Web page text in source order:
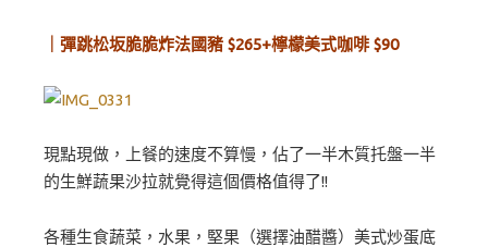
｜彈跳松坂脆脆炸法國豬 $265+檸檬美式咖啡 $90
現點現做，上餐的速度不算慢，佔了一半木質托盤一半
的生鮮蔬果沙拉就覺得這個價格值得了!!
各種生食蔬菜，水果，堅果（選擇油醋醬）美式炒蛋底